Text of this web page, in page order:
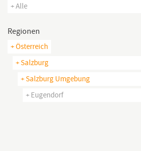
+ Alle
Regionen
+ Österreich
+ Salzburg
+ Salzburg Umgebung
+ Eugendorf